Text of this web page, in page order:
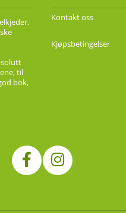
til
bok,
Kontakt oss
Kjøpsbetingelser